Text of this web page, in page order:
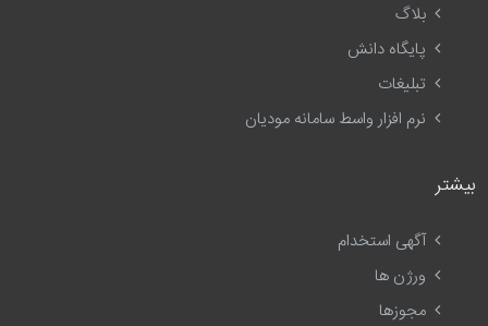
بلاگ
پایگاه دانش
تبلیغات
نرم افزار واسط سامانه مودیان
بیشتر
آگهی استخدام
ورژن ها
مجوزها